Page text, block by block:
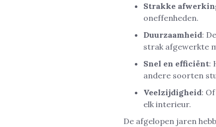
Strakke
oneffenheden.
Duurzaamheid:
strak afgewerkte
Snel en efficiënt:
andere soorten
Veelzijdigheid:
elk interieur.
De afgelopen jaren